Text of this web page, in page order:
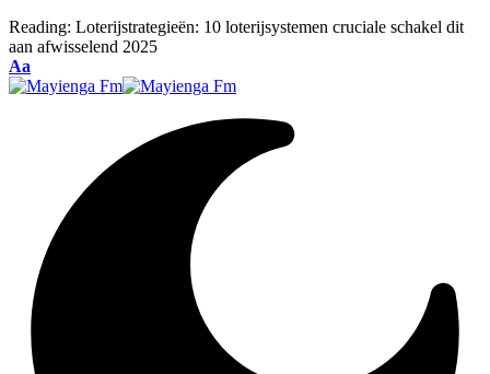
Reading: Loterijstrategieën: 10 loterijsystemen cruciale schakel dit
aan afwisselend 2025
Font
Resizer
Aa